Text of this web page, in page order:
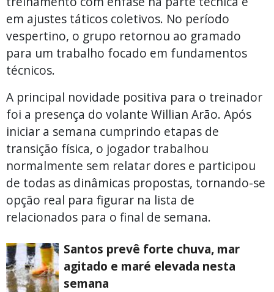
em ajustes táticos coletivos. No período
vespertino, o grupo retornou ao gramado
para um trabalho focado em fundamentos
técnicos.
A principal novidade positiva para o treinador
foi a presença do volante Willian Arão. Após
iniciar a semana cumprindo etapas de
transição física, o jogador trabalhou
normalmente sem relatar dores e participou
de todas as dinâmicas propostas, tornando-se
opção real para figurar na lista de
relacionados para o final de semana.
Santos prevê forte chuva, mar
agitado e maré elevada nesta
semana